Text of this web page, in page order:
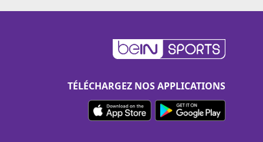
TÉLÉCHARGEZ NOS APPLICATIONS